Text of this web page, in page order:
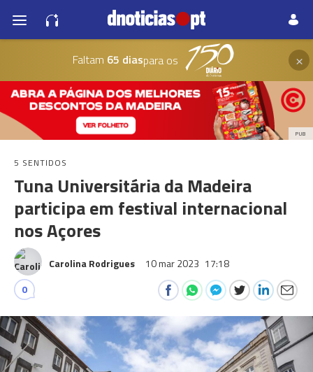
Faltam 65 diaspara os ×
PUB
5 SENTIDOS
Tuna Universitária da Madeira
participa em festival internacional
nos Açores
Carolina Rodrigues 10 mar 2023 17:18
0